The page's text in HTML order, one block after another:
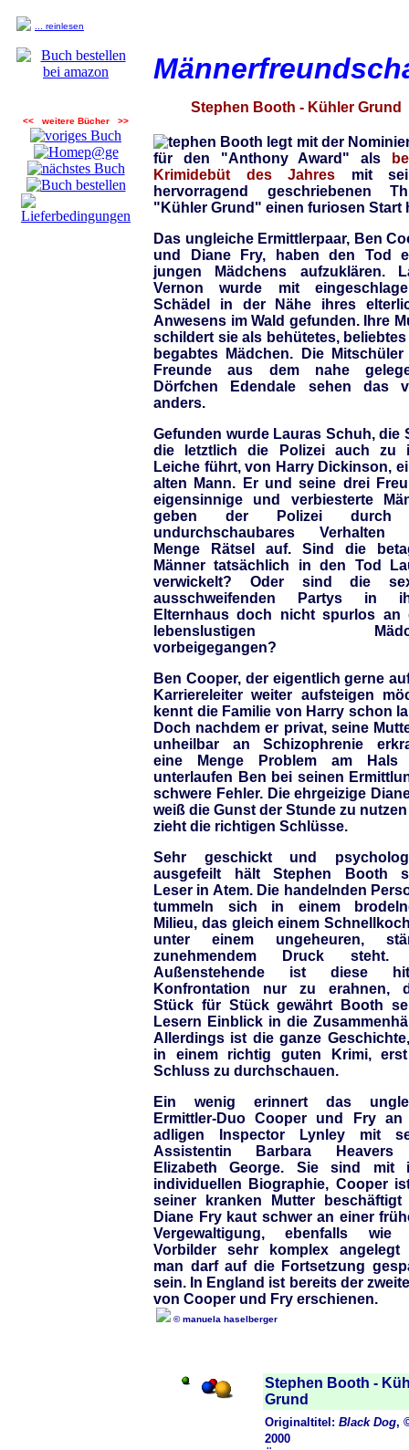
... reinlesen
<< weitere Bücher >>
Stephen Booth - Kühler Grund
tephen Booth legt mit der
für den "Anthony Award" als
Krimidebüt des Jahres mit
hervorragend geschriebenen
"Kühler Grund" einen furiosen Start
Das ungleiche Ermittlerpaar, Ben
und Diane Fry, haben den Tod
jungen Mädchens aufzuklären.
Vernon wurde mit
Schädel in der Nähe ihres
Anwesens im Wald gefunden. Ihre
schildert sie als behütetes,
begabtes Mädchen. Die
Freunde aus dem nahe
Dörfchen Edendale sehen das
anders.
Gefunden wurde Lauras Schuh, die
die letztlich die Polizei auch zu
Leiche führt, von Harry Dickinson,
alten Mann. Er und seine drei
eigensinnige und verbiesterte
geben der Polizei durch
undurchschaubares Verhalten
Menge Rätsel auf. Sind die
Männer tatsächlich in den Tod
verwickelt? Oder sind die
ausschweifenden Partys in
Elternhaus doch nicht spurlos an
lebenslustigen
vorbeigegangen?
Ben Cooper, der eigentlich gerne
Karriereleiter weiter aufsteigen
kennt die Familie von Harry schon
Doch nachdem er privat, seine
unheilbar an Schizophrenie
eine Menge Problem am Hals
unterlaufen Ben bei seinen
schwere Fehler. Die ehrgeizige
weiß die Gunst der Stunde zu
zieht die richtigen Schlüsse.
Sehr geschickt und
ausgefeilt hält Stephen Booth
Leser in Atem. Die handelnden
tummeln sich in einem
Milieu, das gleich einem
unter einem ungeheuren,
zunehmendem Druck steht.
Außenstehende ist diese
Konfrontation nur zu erahnen,
Stück für Stück gewährt Booth
Lesern Einblick in die
Allerdings ist die ganze
in einem richtig guten Krimi,
Schluss zu durchschauen.
Ein wenig erinnert das
Ermittler-Duo Cooper und Fry an
adligen Inspector Lynley mit
Assistentin Barbara
Elizabeth George. Sie sind mit
individuellen Biographie, Cooper
seiner kranken Mutter beschäftigt
Diane Fry kaut schwer an einer
Vergewaltigung, ebenfalls wie
Vorbilder sehr komplex angelegt
man darf auf die Fortsetzung
sein. In England ist bereits der
von Cooper und Fry erschienen.
© manuela haselberger
Stephen Booth -
Grund
Originaltitel: Black Dog,
2000